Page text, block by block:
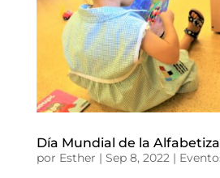
Día Mundial de la
por Esther | Sep 8, 2022|